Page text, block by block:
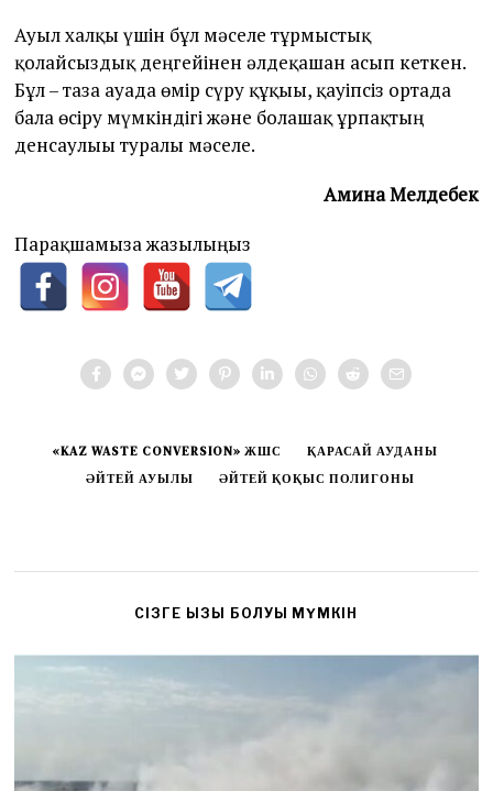
Ауыл халқы үшін бұл мәселе тұрмыстық
қолайсыздық деңгейінен әлдеқашан асып кеткен.
Бұл – таза ауада өмір сүру құқығы, қауіпсіз ортада
бала өсіру мүмкіндігі және болашақ ұрпақтың
денсаулығы туралы мәселе.
Амина Мелдебек
Парақшамызға жазылыңыз
«KAZ WASTE CONVERSION» ЖШС
ҚАРАСАЙ АУДАНЫ
ӘЙТЕЙ АУЫЛЫ
ӘЙТЕЙ ҚОҚЫС ПОЛИГОНЫ
CІЗГЕ ҚЫЗЫҚ БОЛУЫ МҮМКІН